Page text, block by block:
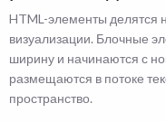
HTML-элементы делятся
визуализации. Блочные
ширину и начинаются с
размещаются в потоке
пространство.